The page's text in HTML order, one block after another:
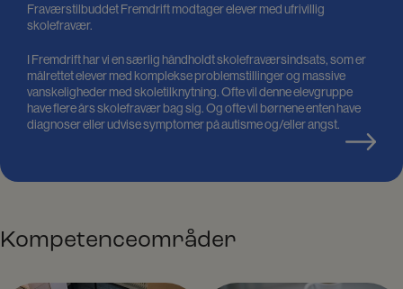
Fraværstilbuddet Fremdrift modtager elever med ufrivillig
skolefravær.
I Fremdrift har vi en særlig håndholdt skolefraværsindsats, som er
målrettet elever med komplekse problemstillinger og massive
vanskeligheder med skoletilknytning. Ofte vil denne elevgruppe
have flere års skolefravær bag sig. Og ofte vil børnene enten have
diagnoser eller udvise symptomer på autisme og/eller angst.
Kompetenceområder